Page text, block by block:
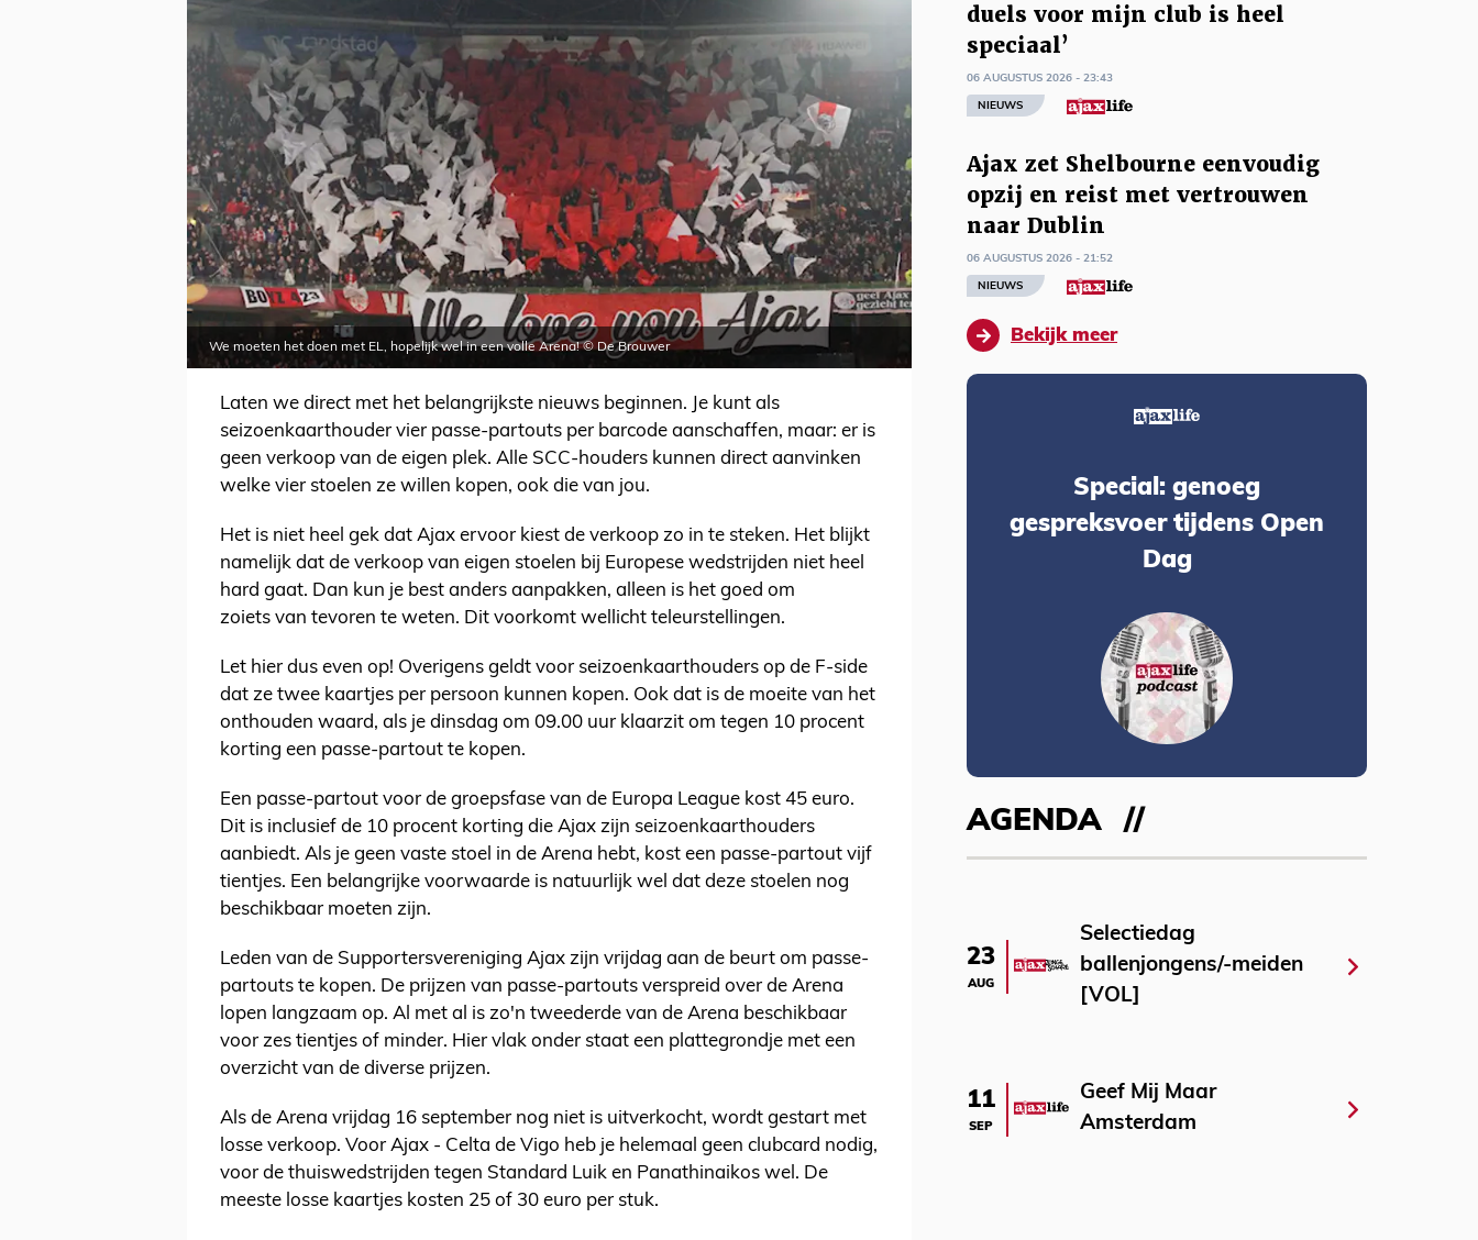
We moeten het doen met EL, hopelijk wel in een volle Arena! © De Brouwer
Laten we direct met het belangrijkste nieuws beginnen. Je kunt als
seizoenkaarthouder vier passe-partouts per barcode aanschaffen, maar: er is
geen verkoop van de eigen plek. Alle SCC-houders kunnen direct aanvinken
welke vier stoelen ze willen kopen, ook die van jou.
Het is niet heel gek dat Ajax ervoor kiest de verkoop zo in te steken. Het blijkt
namelijk dat de verkoop van eigen stoelen bij Europese wedstrijden niet heel
hard gaat. Dan kun je best anders aanpakken, alleen is het goed om
zoiets van tevoren te weten. Dit voorkomt wellicht teleurstellingen.
Let hier dus even op! Overigens geldt voor seizoenkaarthouders op de F-side
dat ze twee kaartjes per persoon kunnen kopen. Ook dat is de moeite van het
onthouden waard, als je dinsdag om 09.00 uur klaarzit om tegen 10 procent
korting een passe-partout te kopen.
Een passe-partout voor de groepsfase van de Europa League kost 45 euro.
Dit is inclusief de 10 procent korting die Ajax zijn seizoenkaarthouders
aanbiedt. Als je geen vaste stoel in de Arena hebt, kost een passe-partout vijf
tientjes. Een belangrijke voorwaarde is natuurlijk wel dat deze stoelen nog
beschikbaar moeten zijn.
Leden van de Supportersvereniging Ajax zijn vrijdag aan de beurt om passe-
partouts te kopen. De prijzen van passe-partouts verspreid over de Arena
lopen langzaam op. Al met al is zo'n tweederde van de Arena beschikbaar
voor zes tientjes of minder. Hier vlak onder staat een plattegrondje met een
overzicht van de diverse prijzen.
Als de Arena vrijdag 16 september nog niet is uitverkocht, wordt gestart met
losse verkoop. Voor Ajax - Celta de Vigo heb je helemaal geen clubcard nodig,
voor de thuiswedstrijden tegen Standard Luik en Panathinaikos wel. De
meeste losse kaartjes kosten 25 of 30 euro per stuk.
duels voor mijn club is heel
speciaal’
06 AUGUSTUS 2026 - 23:43
NIEUWS
Ajax zet Shelbourne eenvoudig
opzij en reist met vertrouwen
naar Dublin
06 AUGUSTUS 2026 - 21:52
NIEUWS
Bekijk meer
Special: genoeg
gespreksvoer tijdens Open
Dag
AGENDA
23
AUG
Selectiedag
ballenjongens/-meiden
[VOL]
11
SEP
Geef Mij Maar
Amsterdam